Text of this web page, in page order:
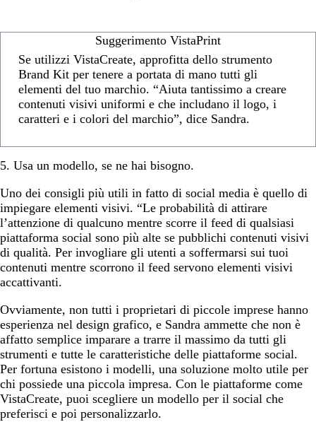
Suggerimento VistaPrint
Se utilizzi VistaCreate, approfitta dello strumento
Brand Kit per tenere a portata di mano tutti gli
elementi del tuo marchio. “Aiuta tantissimo a creare
contenuti visivi uniformi e che includano il logo, i
caratteri e i colori del marchio”, dice Sandra.
5. Usa un modello, se ne hai bisogno.
Uno dei consigli più utili in fatto di social media è quello di
impiegare elementi visivi. “Le probabilità di attirare
l’attenzione di qualcuno mentre scorre il feed di qualsiasi
piattaforma social sono più alte se pubblichi contenuti visivi
di qualità. Per invogliare gli utenti a soffermarsi sui tuoi
contenuti mentre scorrono il feed servono elementi visivi
accattivanti.
Ovviamente, non tutti i proprietari di piccole imprese hanno
esperienza nel design grafico, e Sandra ammette che non è
affatto semplice imparare a trarre il massimo da tutti gli
strumenti e tutte le caratteristiche delle piattaforme social.
Per fortuna esistono i modelli, una soluzione molto utile per
chi possiede una piccola impresa. Con le piattaforme come
VistaCreate, puoi scegliere un modello per il social che
preferisci e poi personalizzarlo.